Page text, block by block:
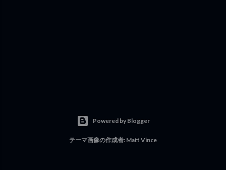
Powered by Blogger
テーマ画像の作成者: Matt Vince